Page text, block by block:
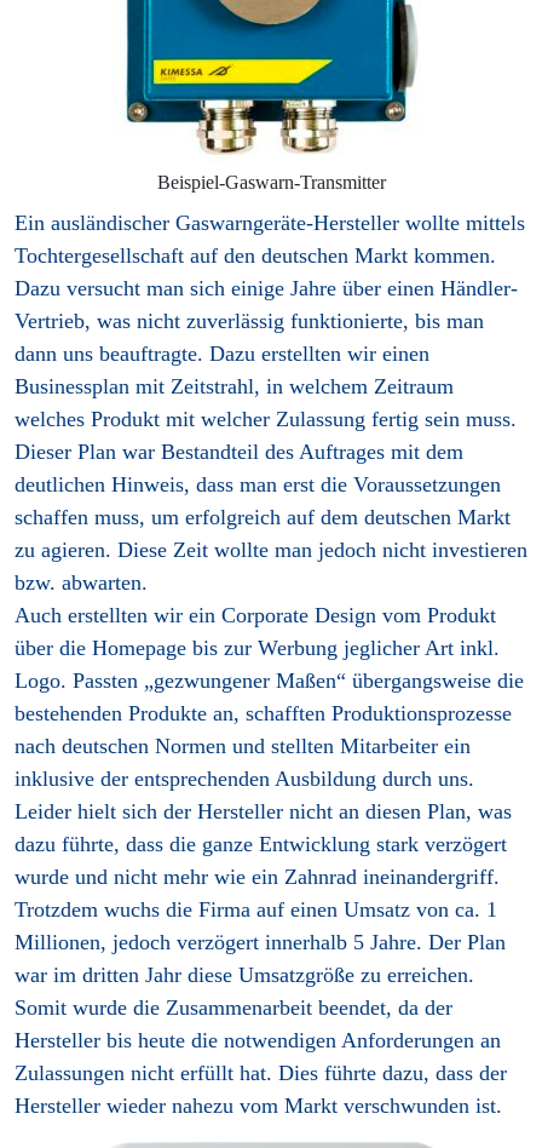
Beispiel-Gaswarn-Transmitter
Ein ausländischer Gaswarngeräte-Hersteller wollte mittels
Tochtergesellschaft auf den deutschen Markt kommen.
Dazu versucht man sich einige Jahre über einen Händler-
Vertrieb, was nicht zuverlässig funktionierte, bis man
dann uns beauftragte. Dazu erstellten wir einen
Businessplan mit Zeitstrahl, in welchem Zeitraum
welches Produkt mit welcher Zulassung fertig sein muss.
Dieser Plan war Bestandteil des Auftrages mit dem
deutlichen Hinweis, dass man erst die Voraussetzungen
schaffen muss, um erfolgreich auf dem deutschen Markt
zu agieren. Diese Zeit wollte man jedoch nicht investieren
bzw. abwarten.
Auch erstellten wir ein Corporate Design vom Produkt
über die Homepage bis zur Werbung jeglicher Art inkl.
Logo. Passten „gezwungener Maßen“ übergangsweise die
bestehenden Produkte an, schafften Produktionsprozesse
nach deutschen Normen und stellten Mitarbeiter ein
inklusive der entsprechenden Ausbildung durch uns.
Leider hielt sich der Hersteller nicht an diesen Plan, was
dazu führte, dass die ganze Entwicklung stark verzögert
wurde und nicht mehr wie ein Zahnrad ineinandergriff.
Trotzdem wuchs die Firma auf einen Umsatz von ca. 1
Millionen, jedoch verzögert innerhalb 5 Jahre. Der Plan
war im dritten Jahr diese Umsatzgröße zu erreichen.
Somit wurde die Zusammenarbeit beendet, da der
Hersteller bis heute die notwendigen Anforderungen an
Zulassungen nicht erfüllt hat. Dies führte dazu, dass der
Hersteller wieder nahezu vom Markt verschwunden ist.